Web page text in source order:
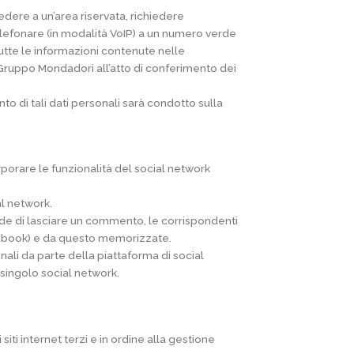
a un’area riservata, richiedere
(in modalità VoIP) a un numero verde
le informazioni contenute nelle
Mondadori all’atto di conferimento dei
di tali dati personali sarà condotto sulla
le funzionalità del social network
network.
di lasciare un commento, le corrispondenti
e da questo memorizzate.
da parte della piattaforma di social
social network.
internet terzi e in ordine alla gestione